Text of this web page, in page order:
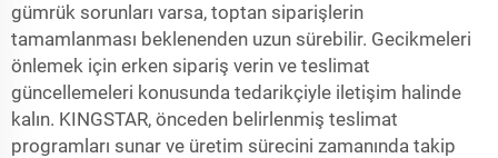
gümrük sorunları varsa, toptan siparişlerin
tamamlanması beklenenden uzun sürebilir. Gecikmeleri
önlemek için erken sipariş verin ve teslimat
güncellemeleri konusunda tedarikçiyle iletişim halinde
kalın. KINGSTAR, önceden belirlenmiş teslimat
programları sunar ve üretim sürecini zamanında takip